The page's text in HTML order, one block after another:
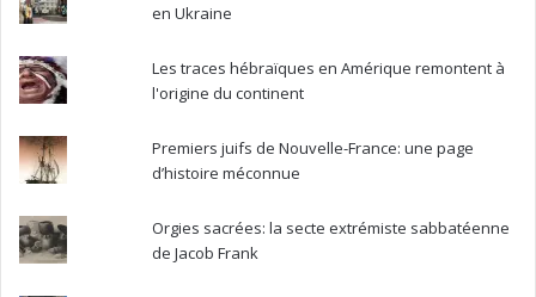
en Ukraine
Les traces hébraïques en Amérique remontent à
l'origine du continent
Premiers juifs de Nouvelle-France: une page
d’histoire méconnue
Orgies sacrées: la secte extrémiste sabbatéenne
de Jacob Frank